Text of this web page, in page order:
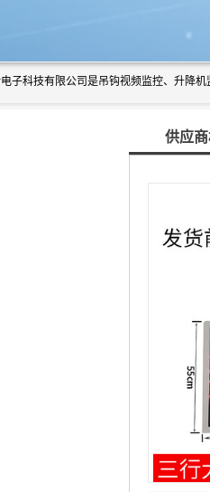
供应